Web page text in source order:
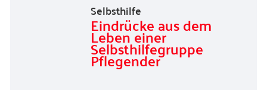
Selbsthilfe
Eindrücke aus dem
Leben einer
Selbsthilfegruppe
Pflegender